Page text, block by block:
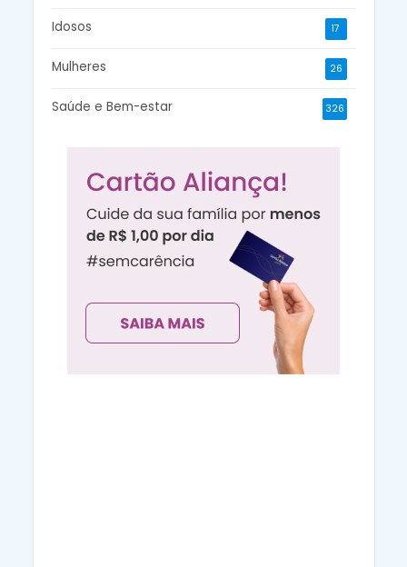
Idosos 17
Mulheres 26
Saúde e Bem-estar 326